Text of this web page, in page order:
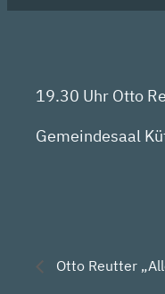
19.30 Uhr Otto
Gemeindesaal
Otto Reutter